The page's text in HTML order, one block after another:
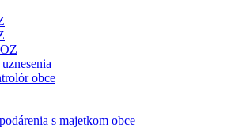
obce
s majetkom obce